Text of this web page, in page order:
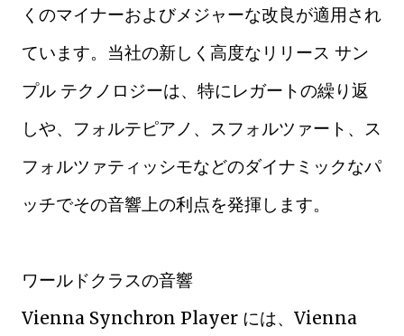
くのマイナーおよびメジャーな改良が適用され
ています。当社の新しく高度なリリース サン
プル テクノロジーは、特にレガートの繰り返
しや、フォルテピアノ、スフォルツァート、ス
フォルツァティッシモなどのダイナミックなパ
ッチでその音響上の利点を発揮します。
ワールドクラスの音響
Vienna Synchron Player には、Vienna